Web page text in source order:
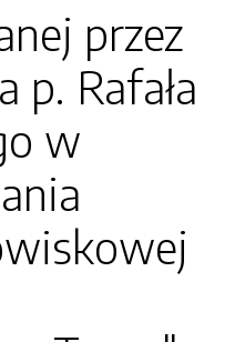
przez
p. Rafała
w